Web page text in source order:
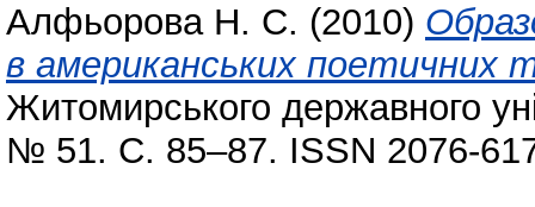
Алфьорова Н. С. (2010)
в американських поетичних
Житомирського державного
№ 51. С. 85–87. ISSN 2076-